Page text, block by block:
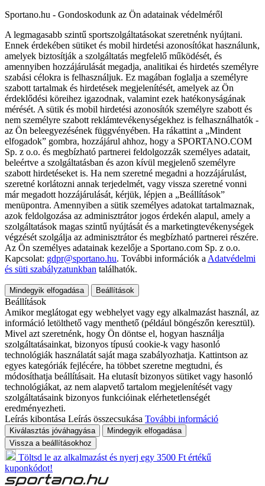
Sportano.hu - Gondoskodunk az Ön adatainak védelméről
A legmagasabb szintű sportszolgáltatásokat szeretnénk nyújtani.
Ennek érdekében sütiket és mobil hirdetési azonosítókat használunk,
amelyek biztosítják a szolgáltatás megfelelő működését, és
amennyiben hozzájárulását megadja, analitikai és hirdetés személyre
szabási célokra is felhasználjuk. Ez magában foglalja a személyre
szabott tartalmak és hirdetések megjelenítését, amelyek az Ön
érdeklődési köreihez igazodnak, valamint ezek hatékonyságának
mérését. A sütik és mobil hirdetési azonosítók személyre szabott és
nem személyre szabott reklámtevékenységekhez is felhasználhatók -
az Ön beleegyezésének függvényében. Ha rákattint a „Mindent
elfogadok” gombra, hozzájárul ahhoz, hogy a SPORTANO.COM
Sp. z o.o. és megbízható partnerei feldolgozzák személyes adatait,
beleértve a szolgáltatásban és azon kívül megjelenő személyre
szabott hirdetéseket is. Ha nem szeretné megadni a hozzájárulást,
szeretné korlátozni annak terjedelmét, vagy vissza szeretné vonni
már megadott hozzájárulását, kérjük, lépjen a „Beállítások”
menüpontra. Amennyiben a sütik személyes adatokat tartalmaznak,
azok feldolgozása az adminisztrátor jogos érdekén alapul, amely a
szolgáltatások magas szintű nyújtását és a marketingtevékenységek
végzését szolgálja az adminisztrátor és megbízható partnerei részére.
Az Ön személyes adatainak kezelője a Sportano.com Sp. z o.o.
Kapcsolat: gdpr@sportano.hu. További információk a Adatvédelmi
és süti szabályzatunkban találhatók.
Mindegyik elfogadása Beállítások
Beállítások
Amikor meglátogat egy webhelyet vagy egy alkalmazást használ, az
információ letölthető vagy menthető (például böngészőn keresztül).
Mivel azt szeretnénk, hogy Ön döntse el, hogyan használja
szolgáltatásainkat, bizonyos típusú cookie-k vagy hasonló
technológiák használatát saját maga szabályozhatja. Kattintson az
egyes kategóriák fejlécére, ha többet szeretne megtudni, és
módosíthatja beállításait. Ha elutasít bizonyos sütiket vagy hasonló
technológiákat, az nem alapvető tartalom megjelenítését vagy
szolgáltatásaink bizonyos funkcióinak elérhetetlenségét
eredményezheti.
Leírás kibontása Leírás összecsukása További információ
Kiválasztás jóváhagyása
Mindegyik elfogadása
Vissza a beállításokhoz
Töltsd le az alkalmazást és nyerj egy 3500 Ft értékű
kuponkódot!